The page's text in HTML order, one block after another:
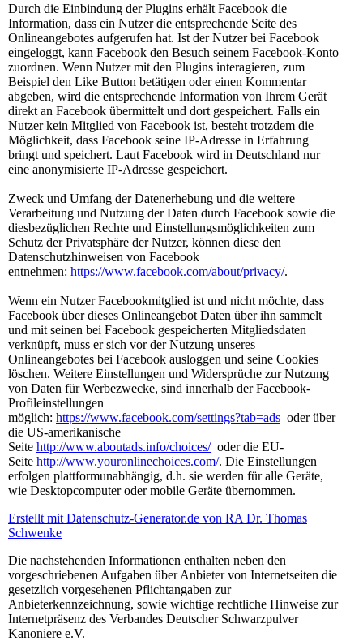
Durch die Einbindung der Plugins erhält Facebook die
Information, dass ein Nutzer die entsprechende Seite des
Onlineangebotes aufgerufen hat. Ist der Nutzer bei Facebook
eingeloggt, kann Facebook den Besuch seinem Facebook-Konto
zuordnen. Wenn Nutzer mit den Plugins interagieren, zum
Beispiel den Like Button betätigen oder einen Kommentar
abgeben, wird die entsprechende Information von Ihrem Gerät
direkt an Facebook übermittelt und dort gespeichert. Falls ein
Nutzer kein Mitglied von Facebook ist, besteht trotzdem die
Möglichkeit, dass Facebook seine IP-Adresse in Erfahrung
bringt und speichert. Laut Facebook wird in Deutschland nur
eine anonymisierte IP-Adresse gespeichert.
Zweck und Umfang der Datenerhebung und die weitere
Verarbeitung und Nutzung der Daten durch Facebook sowie die
diesbezüglichen Rechte und Einstellungsmöglichkeiten zum
Schutz der Privatsphäre der Nutzer, können diese den
Datenschutzhinweisen von Facebook
entnehmen: https://www.facebook.com/about/privacy/.
Wenn ein Nutzer Facebookmitglied ist und nicht möchte, dass
Facebook über dieses Onlineangebot Daten über ihn sammelt
und mit seinen bei Facebook gespeicherten Mitgliedsdaten
verknüpft, muss er sich vor der Nutzung unseres
Onlineangebotes bei Facebook ausloggen und seine Cookies
löschen. Weitere Einstellungen und Widersprüche zur Nutzung
von Daten für Werbezwecke, sind innerhalb der Facebook-
Profileinstellungen
möglich: https://www.facebook.com/settings?tab=ads oder über
die US-amerikanische
Seite http://www.aboutads.info/choices/oder die EU-
Seite http://www.youronlinechoices.com/. Die Einstellungen
erfolgen plattformunabhängig, d.h. sie werden für alle Geräte,
wie Desktopcomputer oder mobile Geräte übernommen.
Erstellt mit Datenschutz-Generator.de von RA Dr. Thomas
Schwenke
Die nachstehenden Informationen enthalten neben den
vorgeschriebenen Aufgaben über Anbieter von Internetseiten die
gesetzlich vorgesehenen Pflichtangaben zur
Anbieterkennzeichnung, sowie wichtige rechtliche Hinweise zur
Internetpräsenz des Verbandes Deutscher Schwarzpulver
Kanoniere e.V.